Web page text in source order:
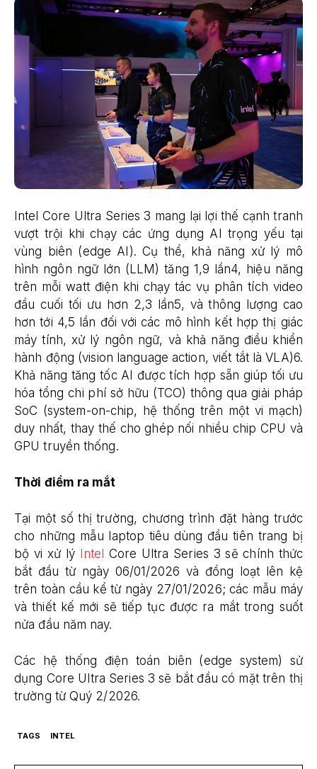
Intel Core Ultra Series 3 mang lại lợi thế cạnh tranh
vượt trội khi chạy các ứng dụng AI trọng yếu tại
vùng biên (edge AI). Cụ thể, khả năng xử lý mô
hình ngôn ngữ lớn (LLM) tăng 1,9 lần4, hiệu năng
trên mỗi watt điện khi chạy tác vụ phân tích video
đầu cuối tối ưu hơn 2,3 lần5, và thông lượng cao
hơn tới 4,5 lần đối với các mô hình kết hợp thị giác
máy tính, xử lý ngôn ngữ, và khả năng điều khiển
hành động (vision language action, viết tắt là VLA)6.
Khả năng tăng tốc AI được tích hợp sẵn giúp tối ưu
hóa tổng chi phí sở hữu (TCO) thông qua giải pháp
SoC (system-on-chip, hệ thống trên một vi mạch)
duy nhất, thay thế cho ghép nối nhiều chip CPU và
GPU truyền thống.
Thời điểm ra mắt
Tại một số thị trường, chương trình đặt hàng trước
cho những mẫu laptop tiêu dùng đầu tiên trang bị
bộ vi xử lý Intel Core Ultra Series 3 sẽ chính thức
bắt đầu từ ngày 06/01/2026 và đồng loạt lên kệ
trên toàn cầu kể từ ngày 27/01/2026; các mẫu máy
và thiết kế mới sẽ tiếp tục được ra mắt trong suốt
nửa đầu năm nay.
Các hệ thống điện toán biên (edge system) sử
dụng Core Ultra Series 3 sẽ bắt đầu có mặt trên thị
trường từ Quý 2/2026.
TAGS INTEL